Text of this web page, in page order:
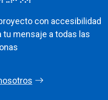
con accesibilidad
tu mensaje a todas las